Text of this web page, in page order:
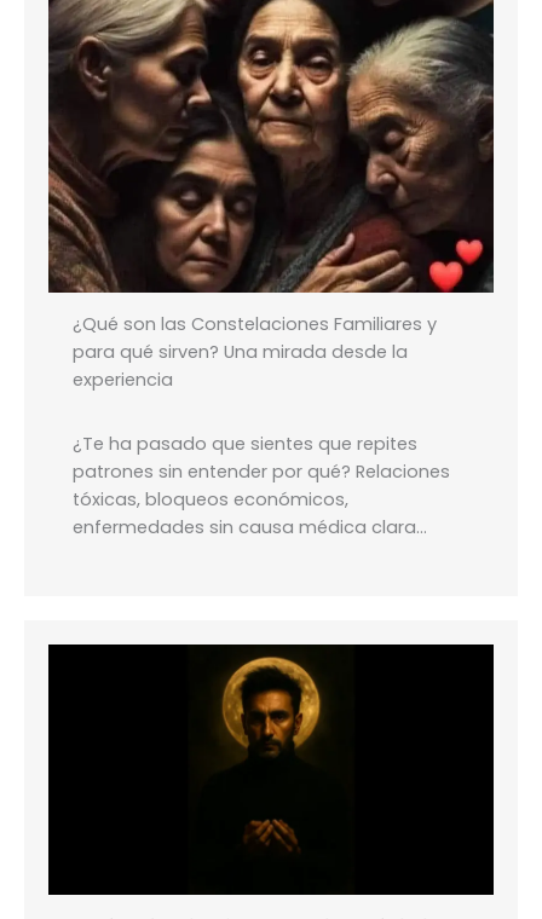
¿Qué son las Constelaciones Familiares y
para qué sirven? Una mirada desde la
experiencia
¿Te ha pasado que sientes que repites
patrones sin entender por qué? Relaciones
tóxicas, bloqueos económicos,
enfermedades sin causa médica clara…